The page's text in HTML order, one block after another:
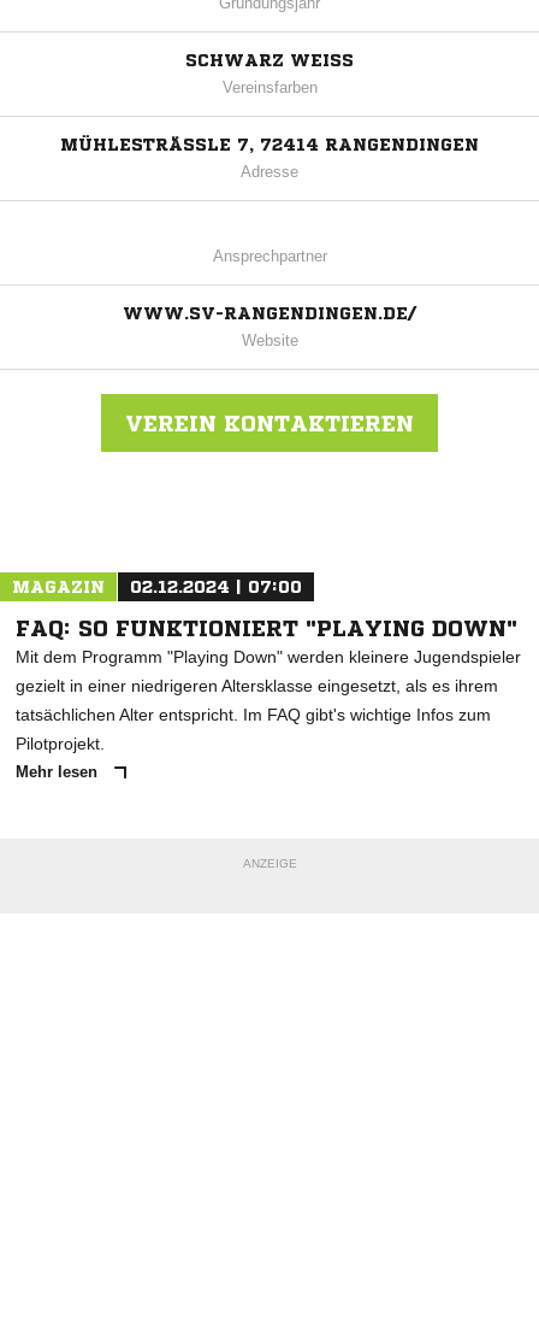
SCHWARZ WEISS
Vereinsfarben
MÜHLESTRÄSSLE 7, 72414 RANGENDINGEN
Adresse
Ansprechpartner
WWW.SV-RANGENDINGEN.DE/
Website
VEREIN KONTAKTIEREN
MAGAZIN 02.12.2024 | 07:00
FAQ: SO FUNKTIONIERT "PLAYING DOWN"
Mit dem Programm "Playing Down" werden kleinere Jugendspieler
gezielt in einer niedrigeren Altersklasse eingesetzt, als es ihrem
tatsächlichen Alter entspricht. Im FAQ gibt's wichtige Infos zum
Pilotprojekt.
Mehr lesen
ANZEIGE